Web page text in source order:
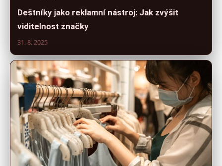
Deštníky jako reklamní nástroj: Jak zvýšit
viditelnost značky
31. 8. 2025